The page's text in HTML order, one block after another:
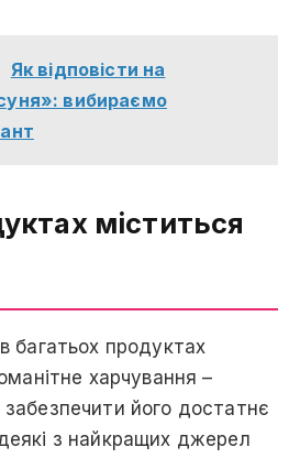
Як відповісти на
вибираємо
міститься
багатьох продуктах
харчування –
його достатнє
з найкращих джерел